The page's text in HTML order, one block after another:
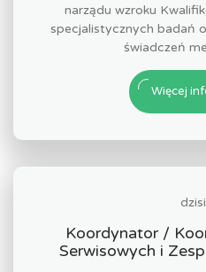
narządu wzroku
specjalistycznych badań
świadczeń
Więcej
Koordynator /
Serwisowych i